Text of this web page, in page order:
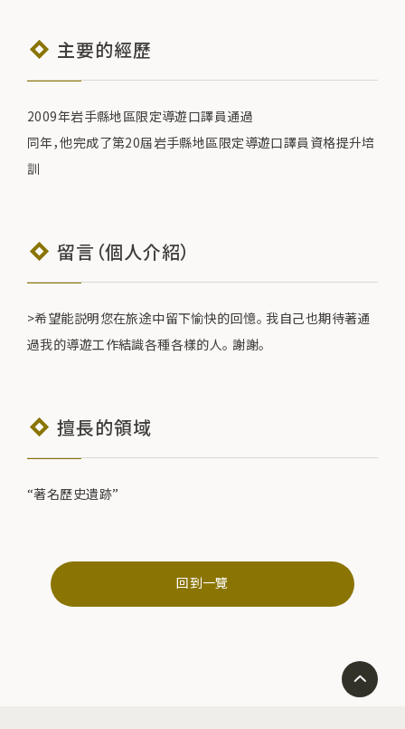
主要的經歷
2009年岩手縣地區限定導遊口譯員通過
同年，他完成了第20屆岩手縣地區限定導遊口譯員資格提升培
訓
留言（個人介紹）
>希望能説明您在旅途中留下愉快的回憶。 我自己也期待著通
過我的導遊工作結識各種各樣的人。 謝謝。
擅長的領域
“著名歷史遺跡”
回到一覽